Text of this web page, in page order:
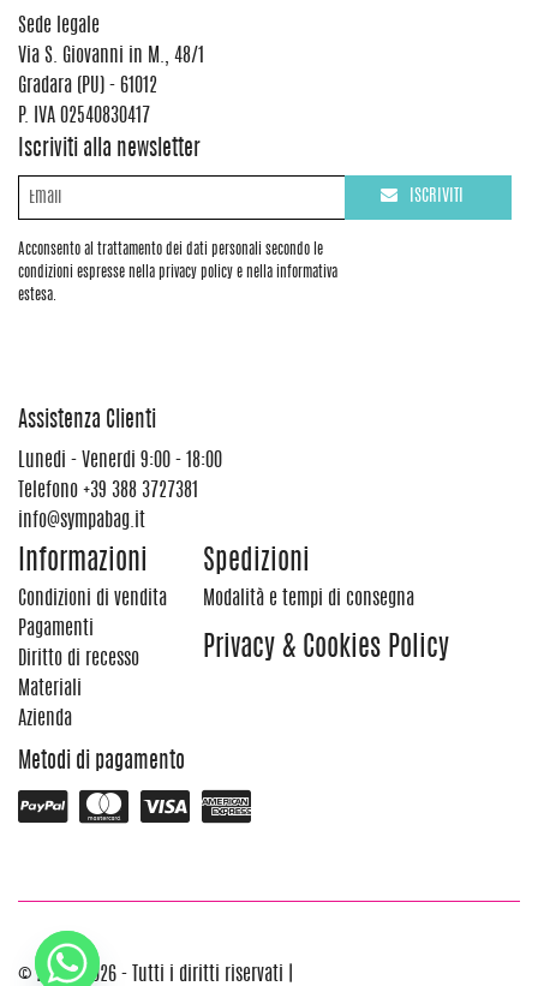
Sede legale
Via S. Giovanni in M., 48/1
Gradara (PU) - 61012
P. IVA 02540830417
Iscriviti alla newsletter
Acconsento al trattamento dei dati personali secondo le
condizioni espresse nella privacy policy e nella informativa
estesa.
ISCRIVITI
Assistenza Clienti
Lunedi - Venerdi 9:00 - 18:00
Telefono +39 388 3727381
info@sympabag.it
Informazioni
Condizioni di vendita
Pagamenti
Diritto di recesso
Materiali
Azienda
Spedizioni
Modalità e tempi di consegna
Privacy & Cookies Policy
Metodi di pagamento
© 2012 - 2026 - Tutti i diritti riservati |